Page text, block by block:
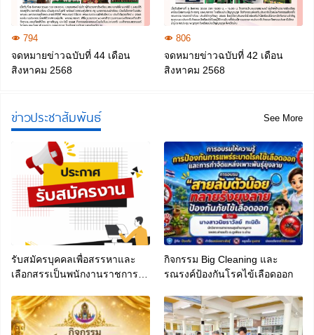
794
จดหมายข่าวฉบับที่ 44 เดือน
สิงหาคม 2568
806
จดหมายข่าวฉบับที่ 42 เดือน
สิงหาคม 2568
ข่าวประชาสัมพันธ์ See More
รับสมัครบุคคลเพื่อสรรหาและ
เลือกสรรเป็นพนักงานราชการ
กิจกรรม Big Cleaning และ
รณรงค์ป้องกันโรคไข้เลือดออก